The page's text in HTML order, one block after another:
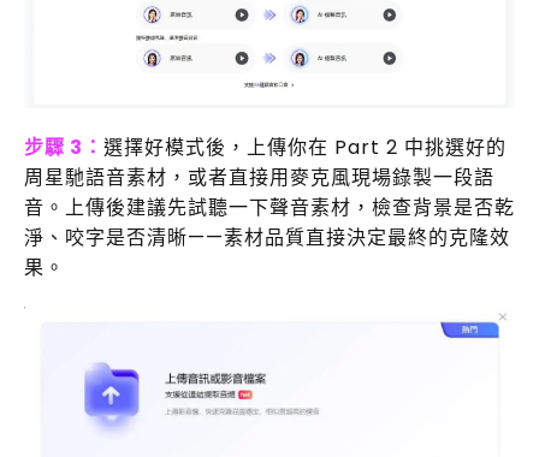
步驟 3： 選擇好模式後，上傳你在 Part 2 中挑選好的
周星馳語音素材，或者直接用麥克風現場錄製一段語
音。上傳後建議先試聽一下聲音素材，檢查背景是否乾
淨、咬字是否清晰——素材品質直接決定最終的克隆效
果。